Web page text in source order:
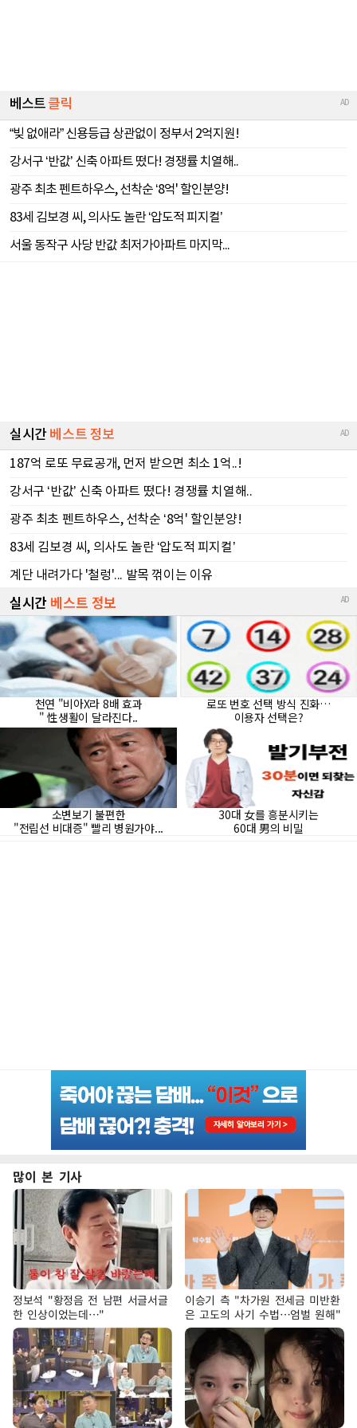
많이 본 기사
정보석 "황정음 전 남편 서글서글
한 인상이었는데…"
이승기 측 "차가원 전세금 미반환
은 고도의 사기 수법…엄벌 원해"